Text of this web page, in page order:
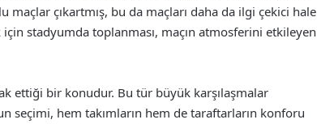
çıkartmış, bu da maçları daha da ilgi çekici hale
stadyumda toplanması, maçın atmosferini etkileyen
ettiği bir konudur. Bu tür büyük karşılaşmalar
seçimi, hem takımların hem de taraftarların konforu